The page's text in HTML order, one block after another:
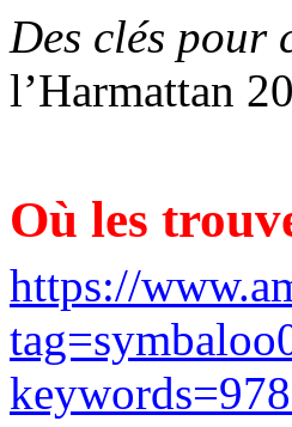
Des clés pour
l’Harmattan
Où les
https://